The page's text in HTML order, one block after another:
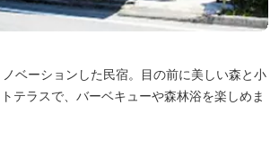
ベーションした民宿。目の前に美しい森と小
テラスで、バーベキューや森林浴を楽しめま